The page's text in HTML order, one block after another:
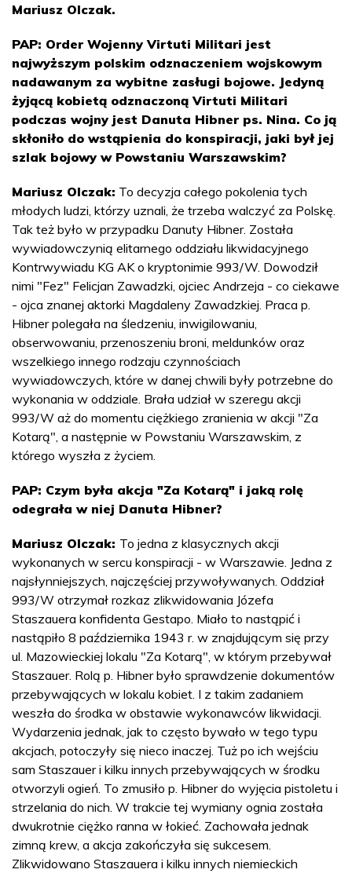
Mariusz Olczak.
PAP: Order Wojenny Virtuti Militari jest
najwyższym polskim odznaczeniem wojskowym
nadawanym za wybitne zasługi bojowe. Jedyną
żyjącą kobietą odznaczoną Virtuti Militari
podczas wojny jest Danuta Hibner ps. Nina. Co ją
skłoniło do wstąpienia do konspiracji, jaki był jej
szlak bojowy w Powstaniu Warszawskim?
Mariusz Olczak: To decyzja całego pokolenia tych
młodych ludzi, którzy uznali, że trzeba walczyć za Polskę.
Tak też było w przypadku Danuty Hibner. Została
wywiadowczynią elitarnego oddziału likwidacyjnego
Kontrwywiadu KG AK o kryptonimie 993/W. Dowodził
nimi "Fez" Felicjan Zawadzki, ojciec Andrzeja - co ciekawe
- ojca znanej aktorki Magdaleny Zawadzkiej. Praca p.
Hibner polegała na śledzeniu, inwigilowaniu,
obserwowaniu, przenoszeniu broni, meldunków oraz
wszelkiego innego rodzaju czynnościach
wywiadowczych, które w danej chwili były potrzebne do
wykonania w oddziale. Brała udział w szeregu akcji
993/W aż do momentu ciężkiego zranienia w akcji "Za
Kotarą", a następnie w Powstaniu Warszawskim, z
którego wyszła z życiem.
PAP: Czym była akcja "Za Kotarą" i jaką rolę
odegrała w niej Danuta Hibner?
Mariusz Olczak: To jedna z klasycznych akcji
wykonanych w sercu konspiracji - w Warszawie. Jedna z
najsłynniejszych, najczęściej przywoływanych. Oddział
993/W otrzymał rozkaz zlikwidowania Józefa
Staszauera konfidenta Gestapo. Miało to nastąpić i
nastąpiło 8 października 1943 r. w znajdującym się przy
ul. Mazowieckiej lokalu "Za Kotarą", w którym przebywał
Staszauer. Rolą p. Hibner było sprawdzenie dokumentów
przebywających w lokalu kobiet. I z takim zadaniem
weszła do środka w obstawie wykonawców likwidacji.
Wydarzenia jednak, jak to często bywało w tego typu
akcjach, potoczyły się nieco inaczej. Tuż po ich wejściu
sam Staszauer i kilku innych przebywających w środku
otworzyli ogień. To zmusiło p. Hibner do wyjęcia pistoletu i
strzelania do nich. W trakcie tej wymiany ognia została
dwukrotnie ciężko ranna w łokieć. Zachowała jednak
zimną krew, a akcja zakończyła się sukcesem.
Zlikwidowano Staszauera i kilku innych niemieckich